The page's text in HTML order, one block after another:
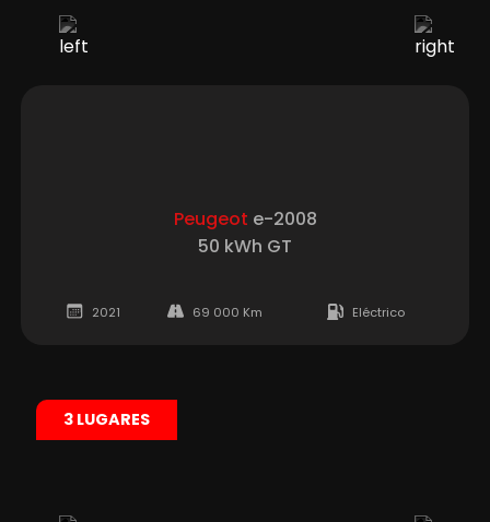
Peugeot e-2008
50 kWh GT
2021 69 000 Km Eléctrico
3 LUGARES